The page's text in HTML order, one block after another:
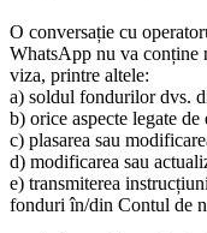
O conversație cu
WhatsApp nu va conține
viza, printre altele:
a) soldul fondurilor dvs.
b) orice aspecte legate
c) plasarea sau
d) modificarea sau
e) transmiterea
fonduri în/din Contul de